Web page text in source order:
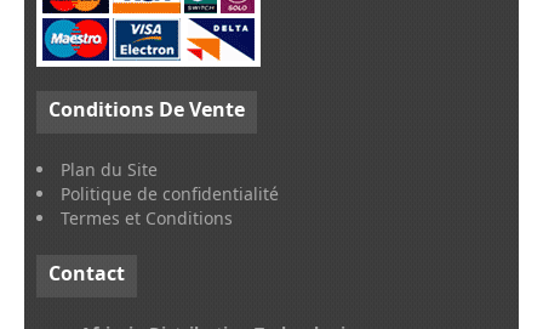
Conditions De Vente
Plan du Site
Politique de confidentialité
Termes et Conditions
Contact